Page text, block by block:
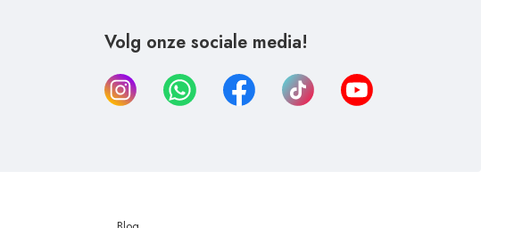
Volg onze sociale media!